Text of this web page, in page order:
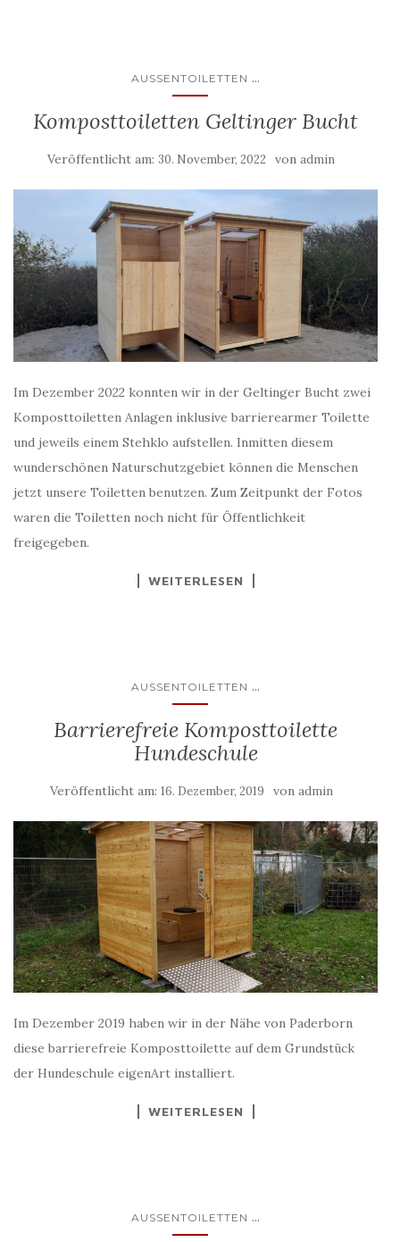
AUSSENTOILETTEN ...
Komposttoiletten Geltinger Bucht
Veröffentlicht am: 30. November, 2022 von admin
Im Dezember 2022 konnten wir in der Geltinger Bucht zwei
Komposttoiletten Anlagen inklusive barrierearmer Toilette
und jeweils einem Stehklo aufstellen. Inmitten diesem
wunderschönen Naturschutzgebiet können die Menschen
jetzt unsere Toiletten benutzen. Zum Zeitpunkt der Fotos
waren die Toiletten noch nicht für Öffentlichkeit
freigegeben.
WEITERLESEN
AUSSENTOILETTEN ...
Barrierefreie Komposttoilette
Hundeschule
Veröffentlicht am: 16. Dezember, 2019 von admin
Im Dezember 2019 haben wir in der Nähe von Paderborn
diese barrierefreie Komposttoilette auf dem Grundstück
der Hundeschule eigenArt installiert.
WEITERLESEN
AUSSENTOILETTEN ...